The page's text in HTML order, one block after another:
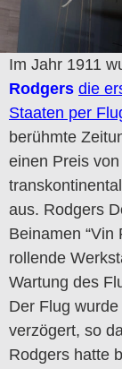
Im Jahr 1911
Rodgers die
Staaten per
berühmte
einen Preis
aus. Rodgers
Beinamen “Vin
rollende
Wartung des
Der Flug
verzögert, so
Rodgers hatte